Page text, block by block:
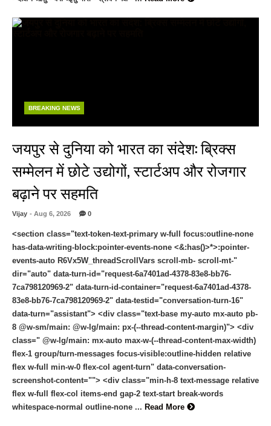
BREAKING NEWS
जयपुर से दुनिया को भारत का संदेश: ब्रिक्स
सम्मेलन में छोटे उद्योगों, स्टार्टअप और रोजगार
बढ़ाने पर सहमति
Vijay - Aug 6, 2026 0
<section class="text-token-text-primary w-full focus:outline-none
has-data-writing-block:pointer-events-none <&:has()>*>:pointer-
events-auto R6Vx5W_threadScrollVars scroll-mb- scroll-mt-"
dir="auto" data-turn-id="request-6a7401ad-4378-83e8-bb76-
7ca798120969-2" data-turn-id-container="request-6a7401ad-4378-
83e8-bb76-7ca798120969-2" data-testid="conversation-turn-16"
data-turn="assistant"> <div class="text-base my-auto mx-auto pb-
8 @w-sm/main: @w-lg/main: px-(--thread-content-margin)"> <div
class=" @w-lg/main: mx-auto max-w-(--thread-content-max-width)
flex-1 group/turn-messages focus-visible:outline-hidden relative
flex w-full min-w-0 flex-col agent-turn" data-conversation-
screenshot-content=""> <div class="min-h-8 text-message relative
flex w-full flex-col items-end gap-2 text-start break-words
whitespace-normal outline-none ... Read More